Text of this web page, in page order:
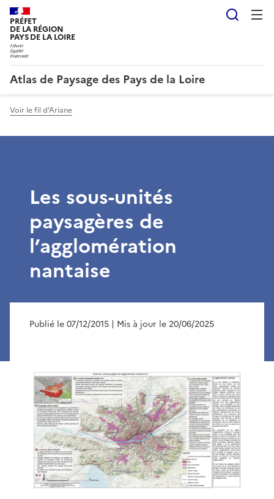
PRÉFET
DE LA RÉGION
PAYS DE LA LOIRE
Atlas de Paysage des Pays de la Loire
Voir le fil d'Ariane
Les sous-unités
paysagères de
l’agglomération
nantaise
Publié le 07/12/2015 | Mis à jour le 20/06/2025